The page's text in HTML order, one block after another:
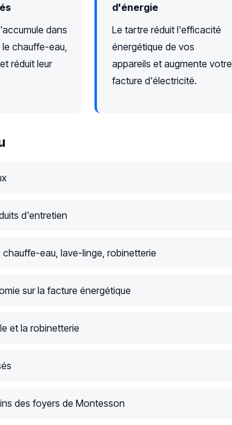
dans
chauffe-eau,
réduit leur
d'énergie
Le tartre réduit l'efficacité
énergétique de vos
appareils et augmente votre
facture d'électricité.
d'entretien
chauffe-eau, lave-linge, robinetterie
sur la facture énergétique
et la robinetterie
des foyers de Montesson